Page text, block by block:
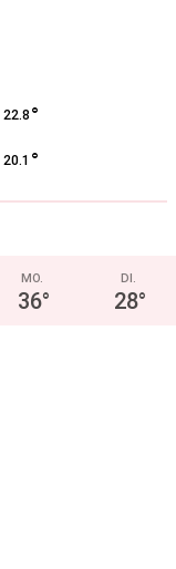
22.8 °
20.1 °
MO.
36°
DI.
28°